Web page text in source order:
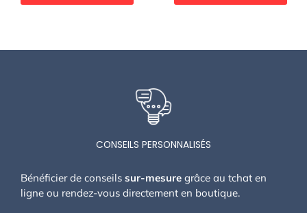
CONSEILS PERSONNALISÉS
Bénéficier de conseils sur-mesure grâce au tchat en
ligne ou rendez-vous directement en boutique.